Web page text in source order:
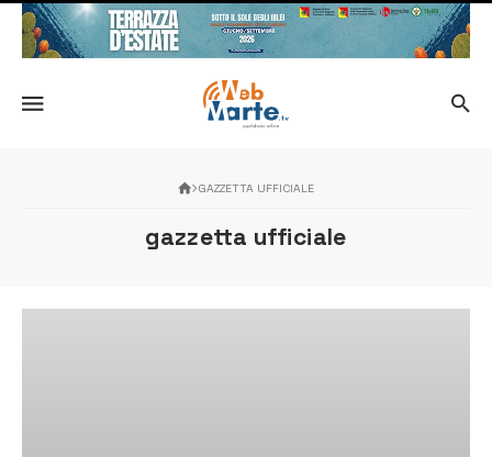
GAZZETTA UFFICIALE
gazzetta ufficiale